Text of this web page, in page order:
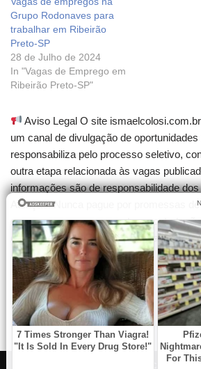
Grupo Rodonaves para
trabalhar em Ribeirão
Preto-SP
28 de Julho de 2024
In "Vagas de Emprego em
Ribeirão Preto-SP"
Aviso Legal O site
um canal de divulgação de
responsabiliza pelo processo seletivo,
outra etapa relacionada às vagas
informações são de responsabilidade
Atenção! Nunca pague por promessas
compre cursos que garantam
qualquer cobrança para participar de
| Criado com